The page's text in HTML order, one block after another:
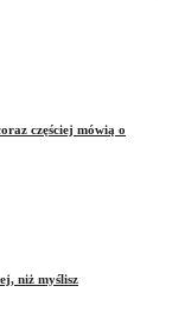
częściej mówią o
niż myślisz